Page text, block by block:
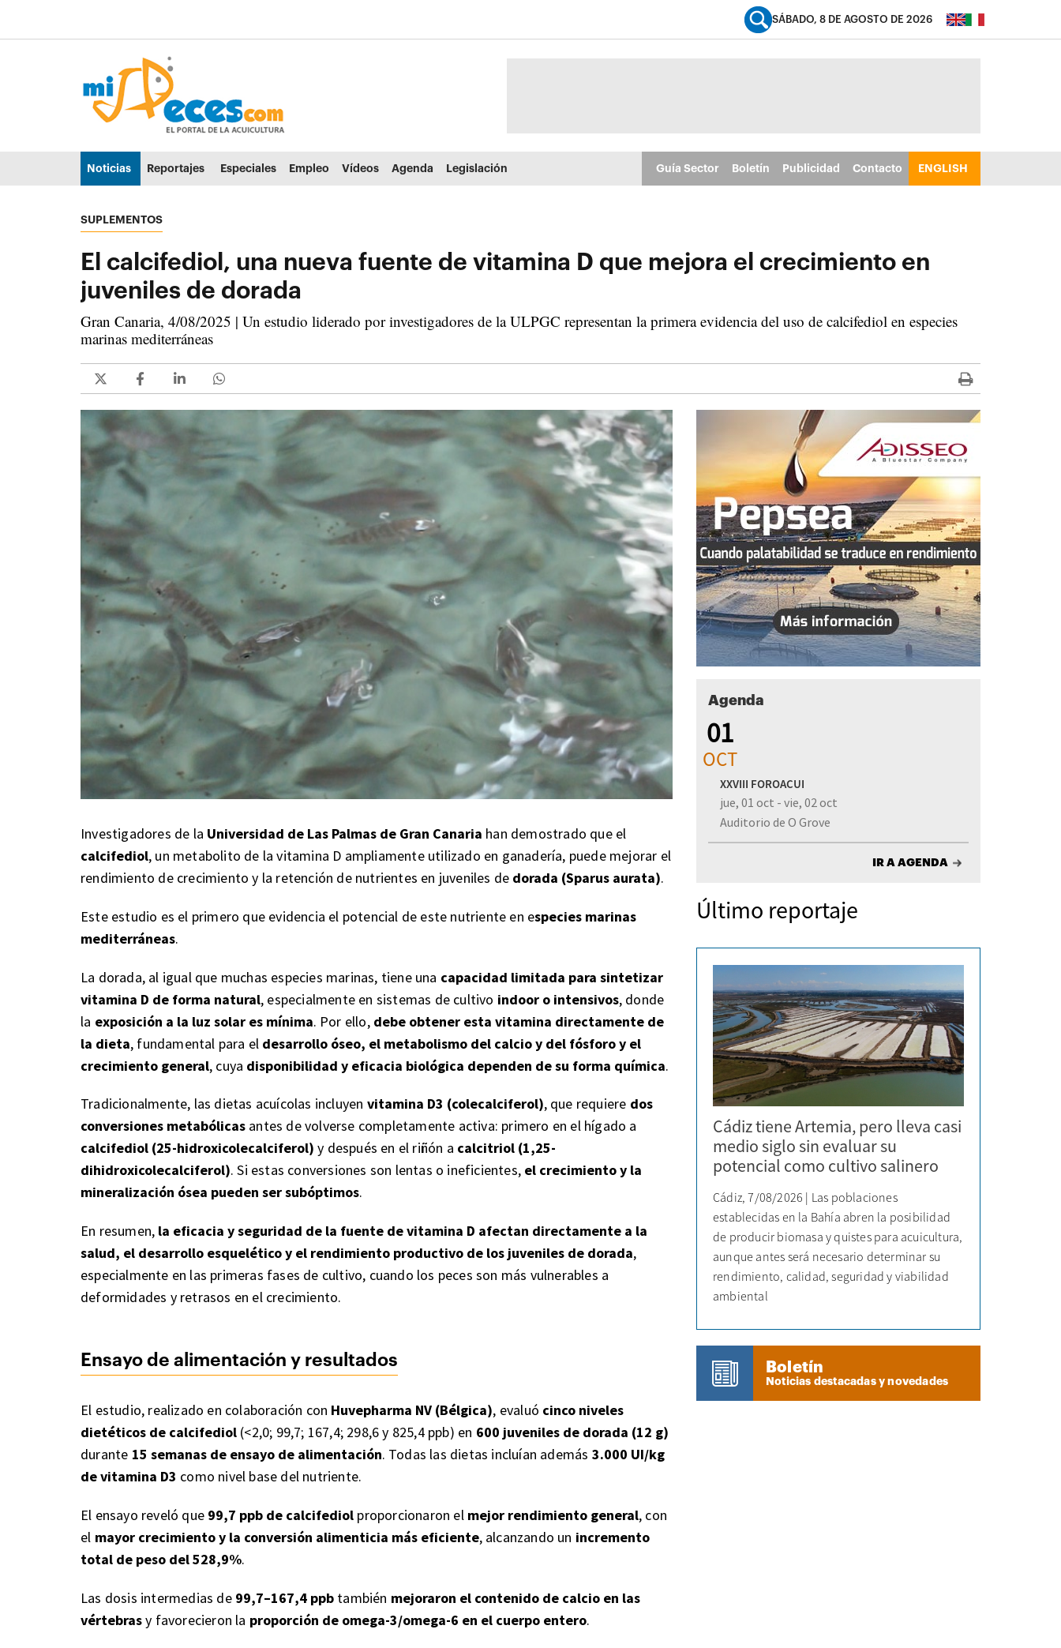
Ir al menú principal (alt + u)
SÁBADO, 8 DE AGOSTO DE 2026
Noticias Reportajes Especiales Empleo Vídeos Agenda Legislación Guía Sector Boletín Publicidad Contacto ENGLISH
SUPLEMENTOS
El calcifediol, una nueva fuente de vitamina D que mejora el crecimiento en
juveniles de dorada
Gran Canaria, 4/08/2025 | Un estudio liderado por investigadores de la ULPGC representan la primera evidencia del uso de calcifediol en especies
marinas mediterráneas
Investigadores de la Universidad de Las Palmas de Gran Canaria han demostrado que el
calcifediol, un metabolito de la vitamina D ampliamente utilizado en ganadería, puede mejorar el
rendimiento de crecimiento y la retención de nutrientes en juveniles de dorada (Sparus aurata).
Este estudio es el primero que evidencia el potencial de este nutriente en especies marinas
mediterráneas.
La dorada, al igual que muchas especies marinas, tiene una capacidad limitada para sintetizar
vitamina D de forma natural, especialmente en sistemas de cultivo indoor o intensivos, donde
la exposición a la luz solar es mínima. Por ello, debe obtener esta vitamina directamente de
la dieta, fundamental para el desarrollo óseo, el metabolismo del calcio y del fósforo y el
crecimiento general, cuya disponibilidad y eficacia biológica dependen de su forma química.
Tradicionalmente, las dietas acuícolas incluyen vitamina D3 (colecalciferol), que requiere dos
conversiones metabólicas antes de volverse completamente activa: primero en el hígado a
calcifediol (25-hidroxicolecalciferol) y después en el riñón a calcitriol (1,25-
dihidroxicolecalciferol). Si estas conversiones son lentas o ineficientes, el crecimiento y la
mineralización ósea pueden ser subóptimos.
En resumen, la eficacia y seguridad de la fuente de vitamina D afectan directamente a la
salud, el desarrollo esquelético y el rendimiento productivo de los juveniles de dorada,
especialmente en las primeras fases de cultivo, cuando los peces son más vulnerables a
deformidades y retrasos en el crecimiento.
Ensayo de alimentación y resultados
El estudio, realizado en colaboración con Huvepharma NV (Bélgica), evaluó cinco niveles
dietéticos de calcifediol (<2,0; 99,7; 167,4; 298,6 y 825,4 ppb) en 600 juveniles de dorada (12 g)
durante 15 semanas de ensayo de alimentación. Todas las dietas incluían además 3.000 UI/kg
de vitamina D3 como nivel base del nutriente.
El ensayo reveló que 99,7 ppb de calcifediol proporcionaron el mejor rendimiento general, con
el mayor crecimiento y la conversión alimenticia más eficiente, alcanzando un incremento
total de peso del 528,9%.
Las dosis intermedias de 99,7–167,4 ppb también mejoraron el contenido de calcio en las
vértebrasy favorecieron la proporción de omega-3/omega-6 en el cuerpo entero.
Agenda
01
OCT
XXVIII FOROACUI
jue, 01 oct - vie, 02 oct
Auditorio de O Grove
IR A AGENDA
Último reportaje
Cádiz tiene Artemia, pero lleva casi
medio siglo sin evaluar su
potencial como cultivo salinero
Cádiz, 7/08/2026 | Las poblaciones
establecidas en la Bahía abren la posibilidad
de producir biomasa y quistes para acuicultura,
aunque antes será necesario determinar su
rendimiento, calidad, seguridad y viabilidad
ambiental
Boletín
Noticias destacadas y novedades